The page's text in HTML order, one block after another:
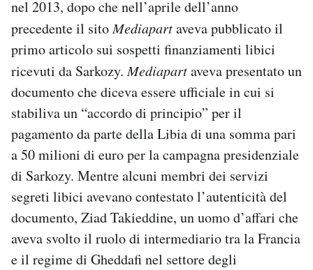
nel 2013, dopo che nell’aprile dell’anno
precedente il sitoMediapartaveva pubblicato il
primo articolo sui sospetti finanziamenti libici
ricevuti da Sarkozy.Mediapartaveva presentato un
documento che diceva essere ufficiale in cui si
stabiliva un “accordo di principio” per il
pagamento da parte della Libia di una somma pari
a 50 milioni di euro per la campagna presidenziale
di Sarkozy. Mentre alcuni membri dei servizi
segreti libici avevano contestato l’autenticità del
documento, Ziad Takieddine, un uomo d’affari che
aveva svolto il ruolo di intermediario tra la Francia
e il regime di Gheddafi nel settore degli